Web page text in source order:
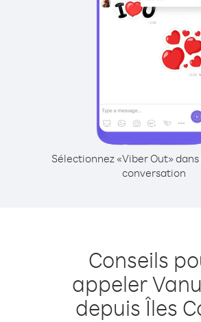
Sélectionnez «Viber Out»
conversation
Conseils
appeler
depuis Îles